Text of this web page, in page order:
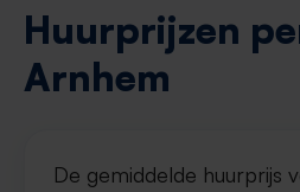
Huurprijzen
Arnhem
De gemiddelde huurprijs